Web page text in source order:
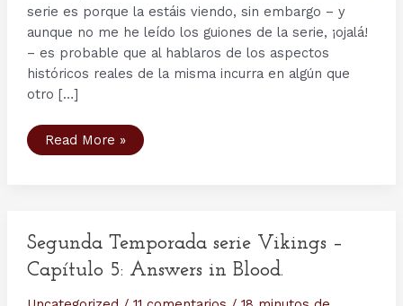
serie es porque la estáis viendo, sin embargo – y
aunque no me he leído los guiones de la serie, ¡ojalá!
– es probable que al hablaros de los aspectos
históricos reales de la misma incurra en algún que
otro […]
Segunda
Temporada
Eagle.
Read More »
Segunda Temporada serie Vikings –
Capítulo 5: Answers in Blood.